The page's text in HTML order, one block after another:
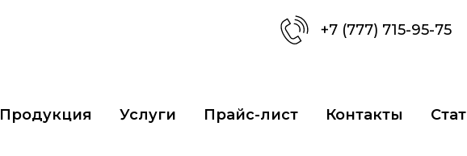
+7 (777) 715-95-75
Продукция Услуги Прайс-лист Контакты